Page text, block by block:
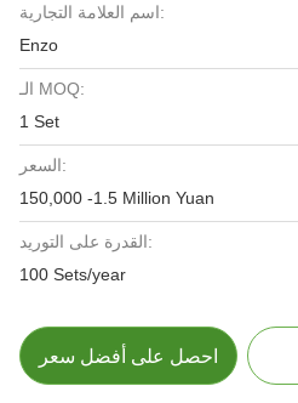
اسم العلامة التجارية:
Enzo
الـ MOQ:
1 Set
السعر:
150,000 -1.5 Million Yuan
القدرة على التوريد:
100 Sets/year
احصل على أفضل سعر